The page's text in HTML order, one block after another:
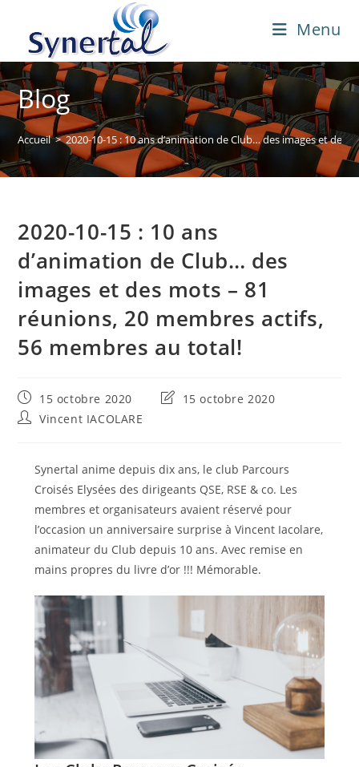
content
Menu
Blog
Accueil > 2020-10-15 : 10 ans d’animation de Club… des images et
2020-10-15 : 10 ans
d’animation de Club… des
images et des mots – 81
réunions, 20 membres actifs,
56 membres au total!
Publication
publiée :
15 octobre 2020
Dernière
15 octobre 2020
Auteur/autrice
publication :
Vincent IACOLARE
Synertal anime depuis dix ans, le club Parcours
Croisés Elysées des dirigeants QSE, RSE & co. Les
membres et organisateurs avaient réservé pour
l’occasion un anniversaire surprise à Vincent Iacolare,
animateur du Club depuis 10 ans. Avec remise en
mains propres du livre d’or !!! Mémorable.